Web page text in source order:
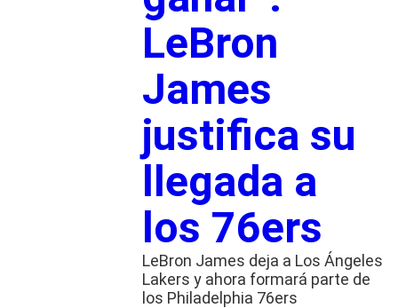
LeBron
James
justifica su
llegada a
los 76ers
LeBron James deja a Los Ángeles
Lakers y ahora formará parte de
los Philadelphia 76ers